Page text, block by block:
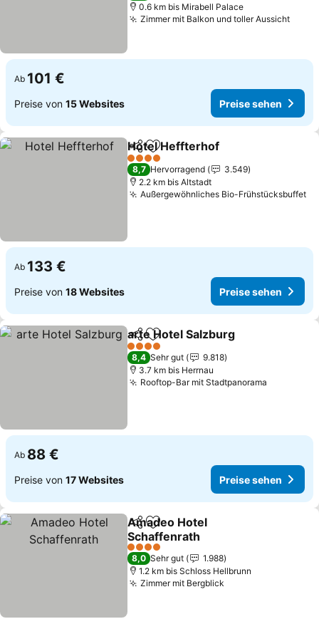
0.6 km bis Mirabell Palace
Zimmer mit Balkon und toller Aussicht
Ab 101 €
Preise von 15 Websites Preise sehen
TeilenZu Favoriten hinzufügen
Hotel Heffterhof
4 Sterne
8,7 Hervorragend
3.549
2.2 km bis Altstadt
Außergewöhnliches Bio-Frühstücksbuffet
Ab 133 €
Preise von 18 Websites Preise sehen
TeilenZu Favoriten hinzufügen
arte Hotel Salzburg
4 Sterne
8,4 Sehr gut
9.818
3.7 km bis Herrnau
Rooftop-Bar mit Stadtpanorama
Ab 88 €
Preise von 17 Websites Preise sehen
TeilenZu Favoriten hinzufügen
Amadeo Hotel
Schaffenrath
Preise sehen
4 Sterne
8,0 Sehr gut
1.988
1.2 km bis Schloss Hellbrunn
Zimmer mit Bergblick